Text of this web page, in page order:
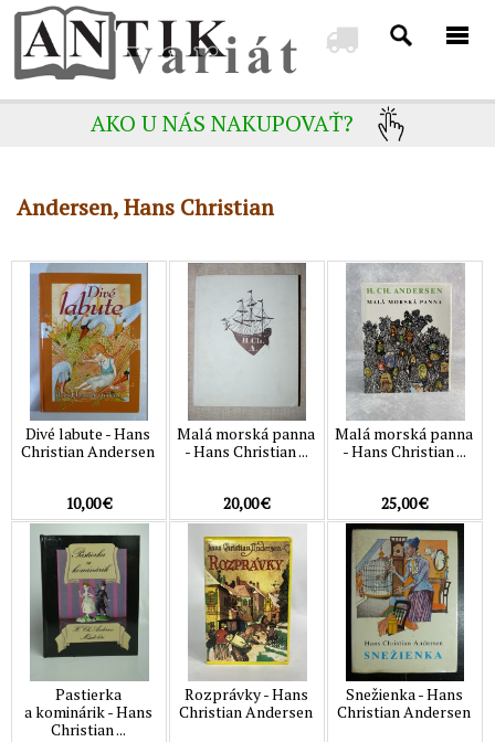
AKO U NÁS NAKUPOVAŤ?
Andersen, Hans Christian
Divé labute - Hans
Christian Andersen
10,00 €
Malá morská panna
- Hans Christian ...
20,00 €
Malá morská panna
- Hans Christian ...
25,00 €
Pastierka
a kominárik - Hans
Christian ...
Rozprávky - Hans
Christian Andersen
Snežienka - Hans
Christian Andersen